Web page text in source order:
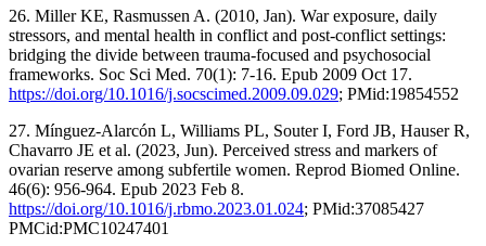
26. Miller KE, Rasmussen A. (2010, Jan). War exposure, daily
stressors, and mental health in conflict and post-conflict settings:
bridging the divide between trauma-focused and psychosocial
frameworks. Soc Sci Med. 70(1): 7-16. Epub 2009 Oct 17.
https://doi.org/10.1016/j.socscimed.2009.09.029; PMid:19854552
27. Mínguez-Alarcón L, Williams PL, Souter I, Ford JB, Hauser R,
Chavarro JE et al. (2023, Jun). Perceived stress and markers of
ovarian reserve among subfertile women. Reprod Biomed Online.
46(6): 956-964. Epub 2023 Feb 8.
https://doi.org/10.1016/j.rbmo.2023.01.024; PMid:37085427
PMCid:PMC10247401